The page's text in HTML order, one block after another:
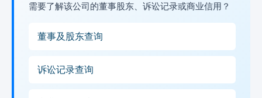
需要了解该公司的董事股东、诉讼记录或商业信用？
董事及股东查询
诉讼记录查询